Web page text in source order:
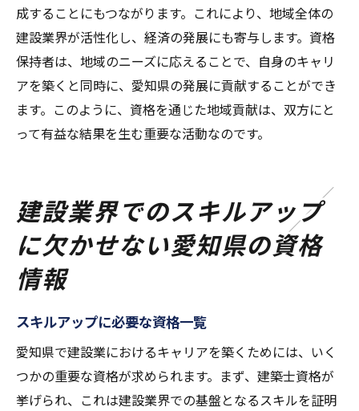
成することにもつながります。これにより、地域全体の
建設業界が活性化し、経済の発展にも寄与します。資格
保持者は、地域のニーズに応えることで、自身のキャリ
アを築くと同時に、愛知県の発展に貢献することができ
ます。このように、資格を通じた地域貢献は、双方にと
って有益な結果を生む重要な活動なのです。
建設業界でのスキルアップ
に欠かせない愛知県の資格
情報
スキルアップに必要な資格一覧
愛知県で建設業におけるキャリアを築くためには、いく
つかの重要な資格が求められます。まず、建築士資格が
挙げられ、これは建設業界での基盤となるスキルを証明